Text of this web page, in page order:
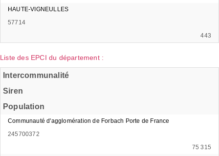
HAUTE-VIGNEULLES
57714
443
Liste des EPCI du département :
Intercommunalité
Siren
Population
Communauté d'agglomération de Forbach Porte de France
245700372
75 315